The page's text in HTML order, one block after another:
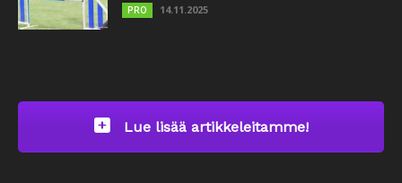
PRO 14.11.2025
Lue lisää artikkeleitamme!